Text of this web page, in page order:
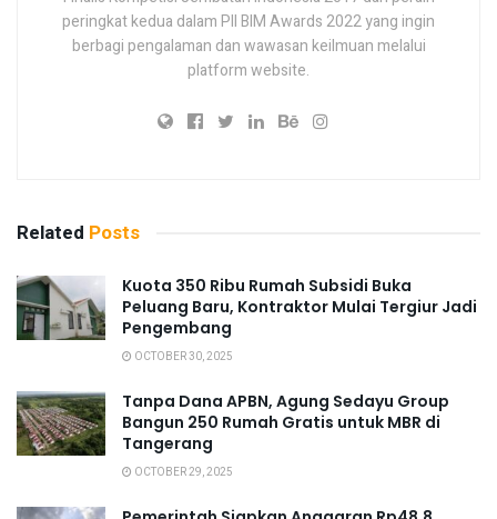
peringkat kedua dalam PII BIM Awards 2022 yang ingin
berbagi pengalaman dan wawasan keilmuan melalui
platform website.
Related Posts
Kuota 350 Ribu Rumah Subsidi Buka
Peluang Baru, Kontraktor Mulai Tergiur Jadi
Pengembang
OCTOBER 30, 2025
Tanpa Dana APBN, Agung Sedayu Group
Bangun 250 Rumah Gratis untuk MBR di
Tangerang
OCTOBER 29, 2025